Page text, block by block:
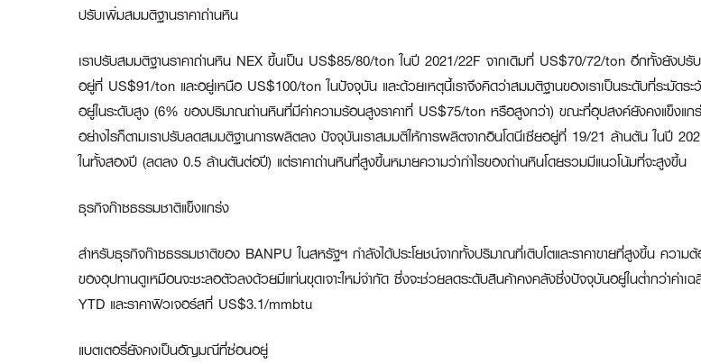
ปรับเพิ่มสมมติฐานราคาถ่านหิน
เราปรับสมมติฐานราคาถ่านหิน NEX ขึ้นเป็น US$85/80/ton ในปี 2021/22F จากเดิมที่ US$70/72/ton อีกทั้งยังป
อยู่ที่ US$91/ton และอยู่เหนือ US$100/ton ในปัจจุบัน และด้วยเหตุนี้เราจึงคิดว่าสมมติฐานของเราเป็นระดับที่ระมัดร
อยู่ในระดับสูง (6% ของปริมาณถ่านหินที่มีค่าความร้อนสูงราคาที่ US$75/ton หรือสูงกว่า) ขณะที่อุปสงค์ยังคงแข็งแกร่
อย่างไรก็ตามเราปรับลดสมมติฐานการผลิตลง ปัจจุบันเราสมมติให้การผลิตจากอินโดนีเซียอยู่ที่ 19/21 ล้านตัน ในปี
ในทั้งสองปี (ลดลง 0.5 ล้านตันต่อปี) แต่ราคาถ่านหินที่สูงขึ้นหมายความว่ากำไรของถ่านหินโดยรวมมีแนวโน้มที่จะสูงขึ้น
ธุรกิจก๊าซธรรมชาติแข็งแกร่ง
สำหรับธุรกิจก๊าซธรรมชาติของ BANPU ในสหรัฐฯ กำลังได้ประโยชน์จากทั้งปริมาณที่เติบโตและราคาขายที่สูงขึ้น ควา
ของอุปทานดูเหมือนจะชะลอตัวลงด้วยมีแท่นขุดเจาะใหม่จำกัด ซึ่งจะช่วยลดระดับสินค้าคงคลังซึ่งปัจจุบันอยู่ในต่ำกว่าค่
YTD และราคาฟิวเจอร์สที่ US$3.1/mmbtu
แบตเตอรี่ยังคงเป็นอัญมณีที่ซ่อนอยู่